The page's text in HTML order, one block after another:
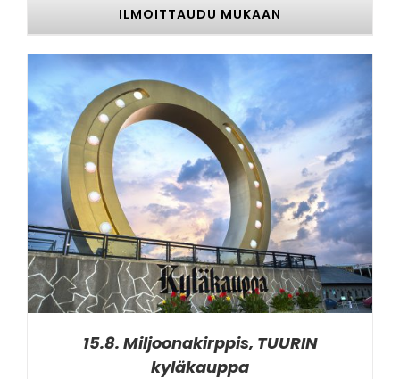
ILMOITTAUDU MUKAAN
ILMOITTAUDU MUKAAN TÄLLÄ
TUOTTEELLA
ON
USEAMPI
MUUNNELMA.
VOIT
TEHDÄ
VALINNAT
SIVULLA.
/ LISÄTIEDOT
15.8. Miljoonakirppis, TUURIN
kyläkauppa